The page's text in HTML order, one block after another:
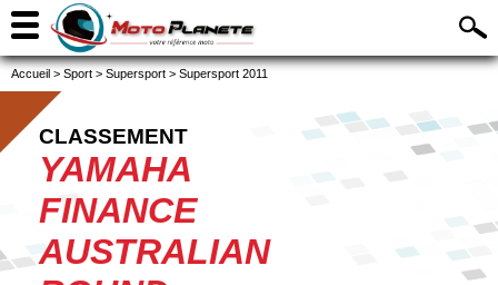
Accueil > Sport > Supersport > Supersport 2011
CLASSEMENT
YAMAHA
FINANCE
AUSTRALIAN